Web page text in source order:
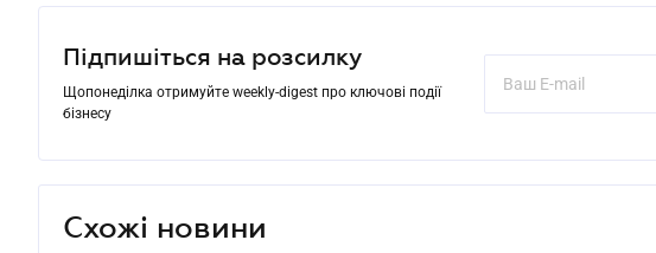
Підпишіться на розсилку
Щопонеділка отримуйте weekly-digest про ключові події
бізнесу
Схожі новини